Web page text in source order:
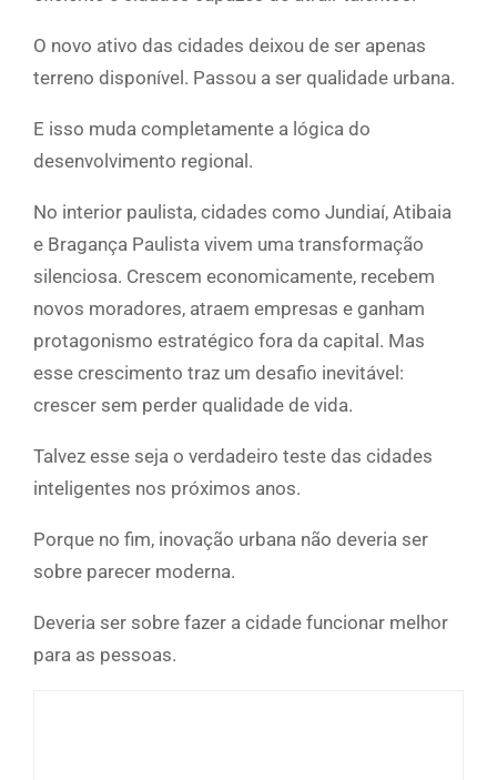
O novo ativo das cidades deixou de ser apenas
terreno disponível. Passou a ser qualidade urbana.
E isso muda completamente a lógica do
desenvolvimento regional.
No interior paulista, cidades como Jundiaí, Atibaia
e Bragança Paulista vivem uma transformação
silenciosa. Crescem economicamente, recebem
novos moradores, atraem empresas e ganham
protagonismo estratégico fora da capital. Mas
esse crescimento traz um desafio inevitável:
crescer sem perder qualidade de vida.
Talvez esse seja o verdadeiro teste das cidades
inteligentes nos próximos anos.
Porque no fim, inovação urbana não deveria ser
sobre parecer moderna.
Deveria ser sobre fazer a cidade funcionar melhor
para as pessoas.